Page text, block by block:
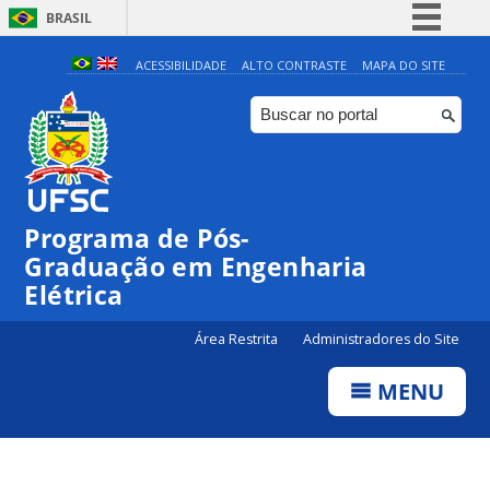
BRASIL
Simplifique!
Comunica BR
Participe
ACESSIBILIDADE ALTO CONTRASTE MAPA DO SITE
Programa de Pós-
Graduação em Engenharia
Elétrica
Área Restrita Administradores do Site
MENU